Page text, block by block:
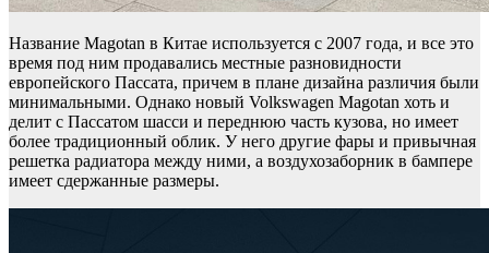
Название Magotan в Китае используется с 2007 года, и все это
время под ним продавались местные разновидности
европейского Пассата, причем в плане дизайна различия были
минимальными. Однако новый Volkswagen Magotan хоть и
делит с Пассатом шасси и переднюю часть кузова, но имеет
более традиционный облик. У него другие фары и привычная
решетка радиатора между ними, а воздухозаборник в бампере
имеет сдержанные размеры.